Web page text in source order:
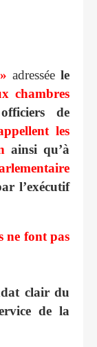
adressée le
chambres
de
les
ainsi qu’à
l’exécutif
ne font pas
clair du
de la